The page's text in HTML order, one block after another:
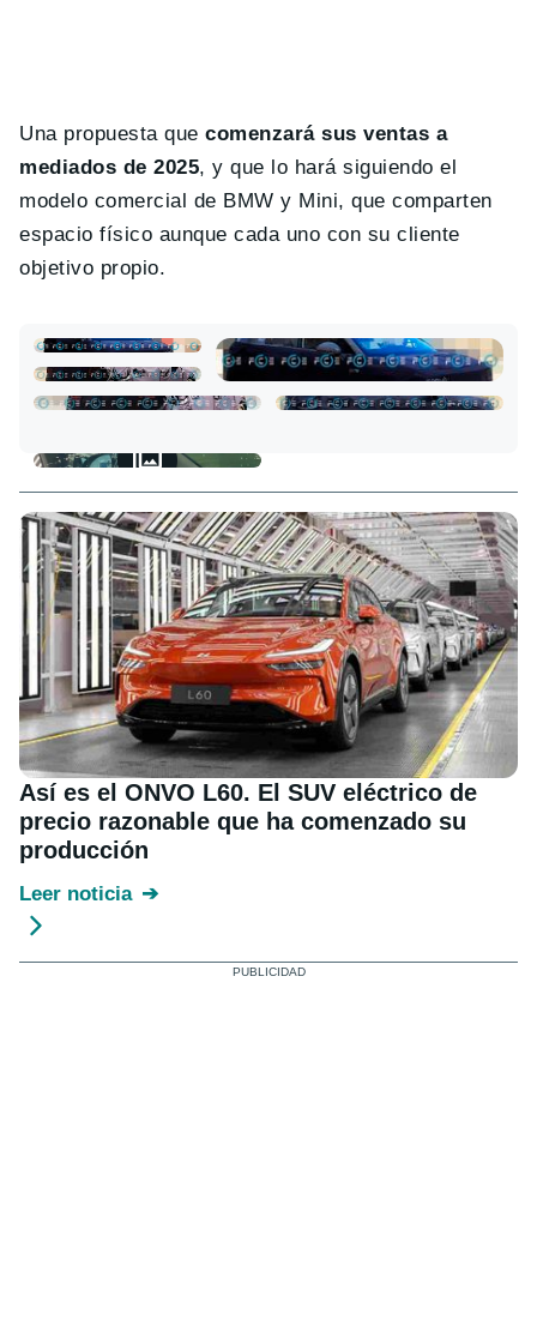
Una propuesta quecomenzará sus ventas a
mediados de 2025, y que lo hará siguiendo el
modelo comercial de BMW y Mini, que comparten
espacio físico aunque cada uno con su cliente
objetivo propio.
Así es el ONVO L60. El SUV eléctrico de
precio razonable que ha comenzado su
producción
Leer noticia